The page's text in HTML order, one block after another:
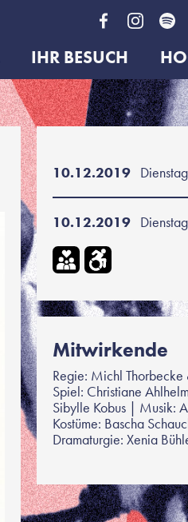
IHR BESUCH
10.12.2019 Dienstag
10.12.2019 Dienstag
Mitwirkende
Regie: Michl Thorbecke
Spiel: Christiane
Sibylle Kobus | Musik:
Kostüme: Bascha
Dramaturgie: Xenia